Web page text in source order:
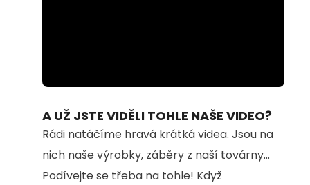
100.00%
A UŽ JSTE VIDĚLI TOHLE NAŠE VIDEO?
Rádi natáčíme hravá krátká videa. Jsou na
nich naše výrobky, záběry z naší továrny...
Podívejte se třeba na tohle! Když